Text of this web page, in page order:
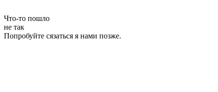
Что-то пошло
не так
Попробуйте сязаться я нами позже.